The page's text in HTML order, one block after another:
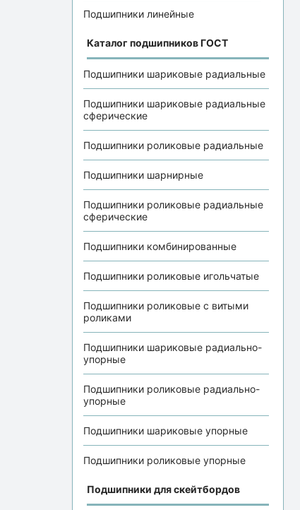
Подшипники линейные
Каталог подшипников ГОСТ
Подшипники шариковые радиальные
Подшипники шариковые радиальные
сферические
Подшипники роликовые радиальные
Подшипники шарнирные
Подшипники роликовые радиальные
сферические
Подшипники комбинированные
Подшипники роликовые игольчатые
Подшипники роликовые с витыми
роликами
Подшипники шариковые радиально-
упорные
Подшипники роликовые радиально-
упорные
Подшипники шариковые упорные
Подшипники роликовые упорные
Подшипники для скейтбордов